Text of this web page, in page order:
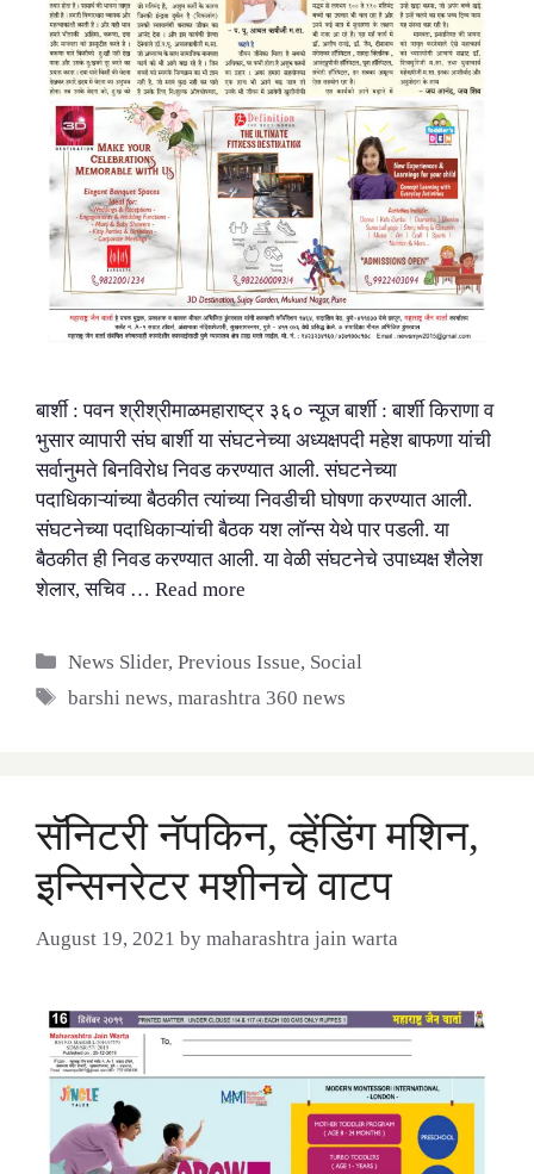
बार्शी : पवन श्रीश्रीमाळमहाराष्ट्र ३६० न्यूज बार्शी : बार्शी किराणा व
भुसार व्यापारी संघ बार्शी या संघटनेच्या अध्यक्षपदी महेश बाफणा यांची
सर्वानुमते बिनविरोध निवड करण्यात आली. संघटनेच्या
पदाधिकाऱ्यांच्या बैठकीत त्यांच्या निवडीची घोषणा करण्यात आली.
संघटनेच्या पदाधिकाऱ्यांची बैठक यश लॉन्स येथे पार पडली. या
बैठकीत ही निवड करण्यात आली. या वेळी संघटनेचे उपाध्यक्ष शैलेश
शेलार, सचिव … Read more
Categories
News Slider,Previous Issue, Social
Tags
barshi news,marashtra 360 news
सॅनिटरी नॅपकिन, व्हेंडिंग मशिन,
इन्सिनरेटर मशीनचे वाटप
August 19, 2021 by maharashtra jain warta